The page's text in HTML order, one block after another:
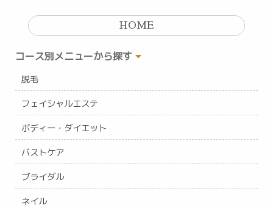
HOME
コース別メニューから探す
脱毛
フェイシャルエステ
ボディー・ダイエット
バストケア
ブライダル
ネイル